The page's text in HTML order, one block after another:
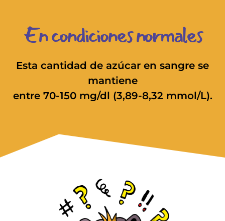
En condiciones normales
Esta cantidad de azúcar en sangre se
mantiene
entre 70-150 mg/dl (3,89-8,32 mmol/L).